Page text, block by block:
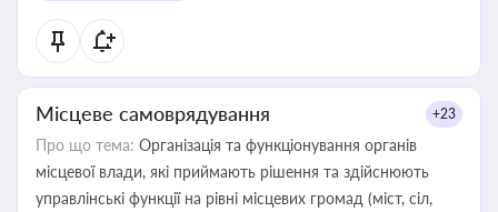
Місцеве самоврядування +23
Про що тема: Організація та функціонування органів
місцевої влади, які приймають рішення та здійснюють
управлінські функції на рівні місцевих громад (міст, сіл,